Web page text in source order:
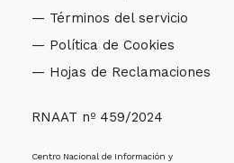
— Términos del servicio
— Política de Cookies
— Hojas de Reclamaciones
RNAAT nº 459/2024
Centro Nacional de Información y